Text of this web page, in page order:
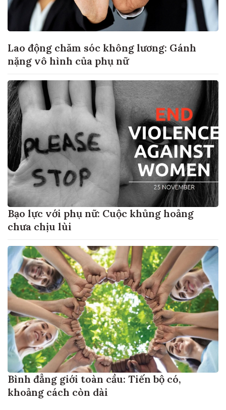
Lao động chăm sóc không lương: Gánh
nặng vô hình của phụ nữ
Bạo lực với phụ nữ: Cuộc khủng hoảng
chưa chịu lùi
Bình đẳng giới toàn cầu: Tiến bộ có,
khoảng cách còn dài